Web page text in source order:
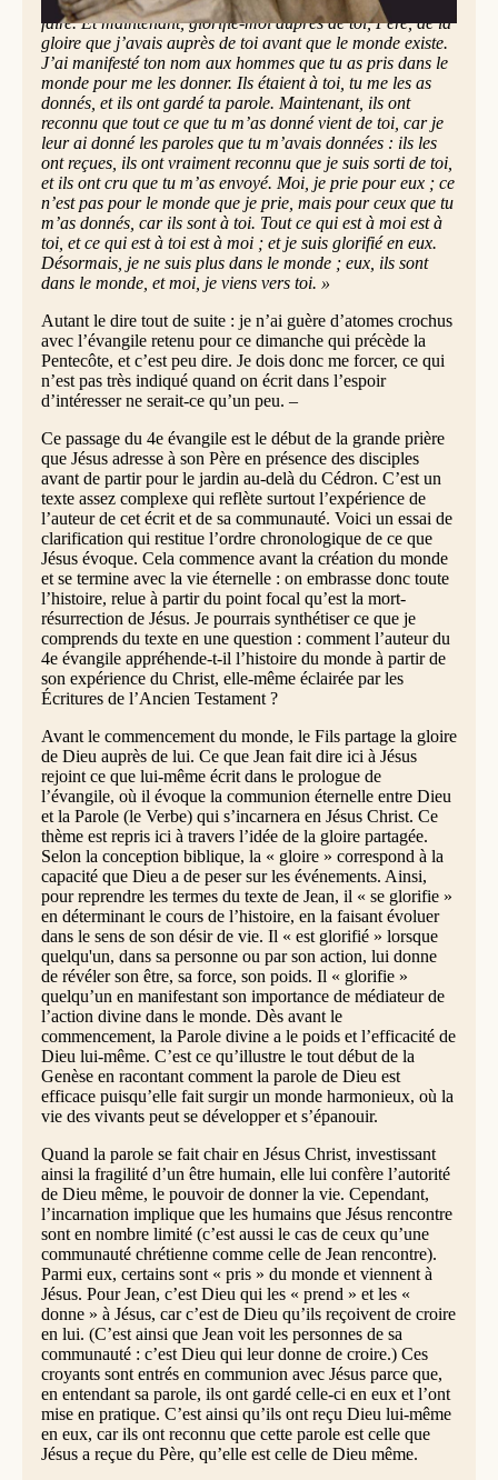
faire. Et maintenant, glorifie-moi auprès de toi, Père, de la
gloire que j’avais auprès de toi avant que le monde existe.
J’ai manifesté ton nom aux hommes que tu as pris dans le
monde pour me les donner. Ils étaient à toi, tu me les as
donnés, et ils ont gardé ta parole. Maintenant, ils ont
reconnu que tout ce que tu m’as donné vient de toi, car je
leur ai donné les paroles que tu m’avais données : ils les
ont reçues, ils ont vraiment reconnu que je suis sorti de toi,
et ils ont cru que tu m’as envoyé. Moi, je prie pour eux ; ce
n’est pas pour le monde que je prie, mais pour ceux que tu
m’as donnés, car ils sont à toi. Tout ce qui est à moi est à
toi, et ce qui est à toi est à moi ; et je suis glorifié en eux.
Désormais, je ne suis plus dans le monde ; eux, ils sont
dans le monde, et moi, je viens vers toi. »
Autant le dire tout de suite : je n’ai guère d’atomes crochus
avec l’évangile retenu pour ce dimanche qui précède la
Pentecôte, et c’est peu dire. Je dois donc me forcer, ce qui
n’est pas très indiqué quand on écrit dans l’espoir
d’intéresser ne serait-ce qu’un peu. –
Ce passage du 4e évangile est le début de la grande prière
que Jésus adresse à son Père en présence des disciples
avant de partir pour le jardin au-delà du Cédron. C’est un
texte assez complexe qui reflète surtout l’expérience de
l’auteur de cet écrit et de sa communauté. Voici un essai de
clarification qui restitue l’ordre chronologique de ce que
Jésus évoque. Cela commence avant la création du monde
et se termine avec la vie éternelle : on embrasse donc toute
l’histoire, relue à partir du point focal qu’est la mort-
résurrection de Jésus. Je pourrais synthétiser ce que je
comprends du texte en une question : comment l’auteur du
4e évangile appréhende-t-il l’histoire du monde à partir de
son expérience du Christ, elle-même éclairée par les
Écritures de l’Ancien Testament ?
Avant le commencement du monde, le Fils partage la gloire
de Dieu auprès de lui. Ce que Jean fait dire ici à Jésus
rejoint ce que lui-même écrit dans le prologue de
l’évangile, où il évoque la communion éternelle entre Dieu
et la Parole (le Verbe) qui s’incarnera en Jésus Christ. Ce
thème est repris ici à travers l’idée de la gloire partagée.
Selon la conception biblique, la « gloire » correspond à la
capacité que Dieu a de peser sur les événements. Ainsi,
pour reprendre les termes du texte de Jean, il « se glorifie »
en déterminant le cours de l’histoire, en la faisant évoluer
dans le sens de son désir de vie. Il « est glorifié » lorsque
quelqu'un, dans sa personne ou par son action, lui donne
de révéler son être, sa force, son poids. Il « glorifie »
quelqu’un en manifestant son importance de médiateur de
l’action divine dans le monde. Dès avant le
commencement, la Parole divine a le poids et l’efficacité de
Dieu lui-même. C’est ce qu’illustre le tout début de la
Genèse en racontant comment la parole de Dieu est
efficace puisqu’elle fait surgir un monde harmonieux, où la
vie des vivants peut se développer et s’épanouir.
Quand la parole se fait chair en Jésus Christ, investissant
ainsi la fragilité d’un être humain, elle lui confère l’autorité
de Dieu même, le pouvoir de donner la vie. Cependant,
l’incarnation implique que les humains que Jésus rencontre
sont en nombre limité (c’est aussi le cas de ceux qu’une
communauté chrétienne comme celle de Jean rencontre).
Parmi eux, certains sont « pris » du monde et viennent à
Jésus. Pour Jean, c’est Dieu qui les « prend » et les «
donne » à Jésus, car c’est de Dieu qu’ils reçoivent de croire
en lui. (C’est ainsi que Jean voit les personnes de sa
communauté : c’est Dieu qui leur donne de croire.) Ces
croyants sont entrés en communion avec Jésus parce que,
en entendant sa parole, ils ont gardé celle-ci en eux et l’ont
mise en pratique. C’est ainsi qu’ils ont reçu Dieu lui-même
en eux, car ils ont reconnu que cette parole est celle que
Jésus a reçue du Père, qu’elle est celle de Dieu même.